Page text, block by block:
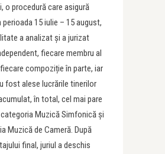
o procedură care asigură
15 iulie – 15 august,
a analizat și a jurizat
fiecare membru al
compoziție în parte, iar
fost alese lucrările tinerilor
în total, cel mai pare
Muzică Simfonică și
Muzică de Cameră. După
final, juriul a deschis